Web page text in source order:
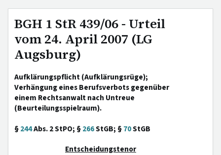
BGH 1 StR 439/06 - Urteil
vom 24. April 2007 (LG
Augsburg)
Aufklärungspflicht (Aufklärungsrüge);
Verhängung eines Berufsverbots gegenüber
einem Rechtsanwalt nach Untreue
(Beurteilungsspielraum).
§244Abs. 2 StPO; §266StGB; §70StGB
Entscheidungstenor